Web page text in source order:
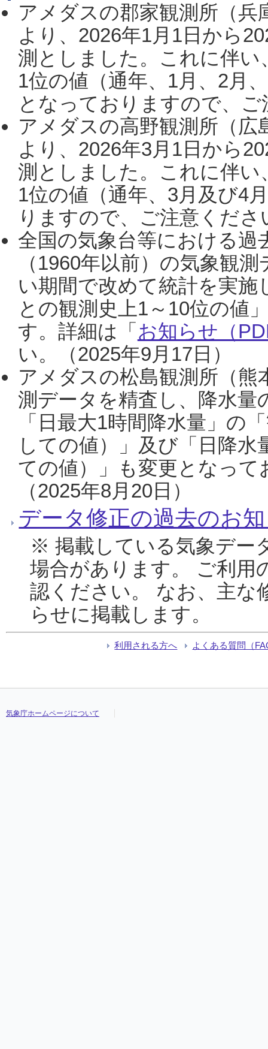
アメダスの郡家観測所（
より、2026年1月1日から
測としました。これに伴い
1位の値（通年、1月、2月
となっておりますので、
アメダスの高野観測所（
より、2026年3月1日から
測としました。これに伴い
1位の値（通年、3月及び4
りますので、ご注意くだ
全国の気象台等における過
（1960年以前）の気象観
い期間で改めて統計を実
との観測史上1～10位の値
す。詳細は「 お知らせ（
い。（2025年9月17日）
アメダスの松島観測所（熊
測データを精査し、降水
「日最大1時間降水量」の
しての値）」及び「日降
ての値）」も変更となっ
（2025年8月20日）
データ修正の過去のお
※ 掲載している気象デー
場合があります。 ご利用
認ください。 なお、主な
らせに掲載します。
利用される方へ よくある質問（
気象庁ホームページについて